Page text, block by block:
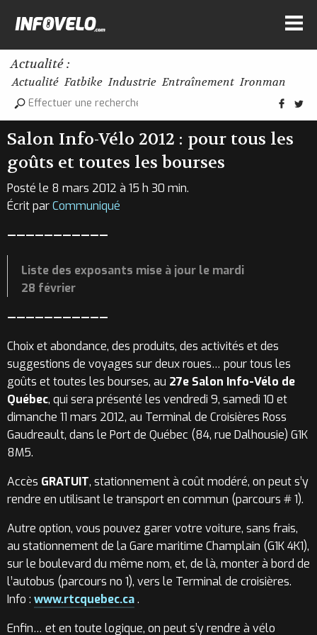
Actualité :
Actualité Fatbike Industrie Entraînement Ironman
Salon Info-Vélo 2012 : pour tous les
goûts et toutes les bourses
Posté le 8 mars 2012 à 15 h 30 min.
Écrit parCommuniqué
———————————
Liste des exposants mise à jour le mardi
28 février
———————————
Choix et abondance, des produits, des activités et des
suggestions de voyages sur deux roues… pour tous les
goûts et toutes les bourses, au 27e Salon Info-Vélo de
Québec, qui sera présenté les vendredi 9, samedi 10 et
dimanche 11 mars 2012, au Terminal de Croisières Ross
Gaudreault, dans le Port de Québec (84, rue Dalhousie) G1K
8M5.
Accès GRATUIT, stationnement à coût modéré, on peut s’y
rendre en utilisant le transport en commun (parcours # 1).
Autre option, vous pouvez garer votre voiture, sans frais,
au stationnement de la Gare maritime Champlain (G1K 4K1),
sur le boulevard du même nom, et, de là, monter à bord de
l’autobus (parcours no 1), vers le Terminal de croisières.
Info : www.rtcquebec.ca.
Enfin… et en toute logique, on peut s’y rendre à vélo